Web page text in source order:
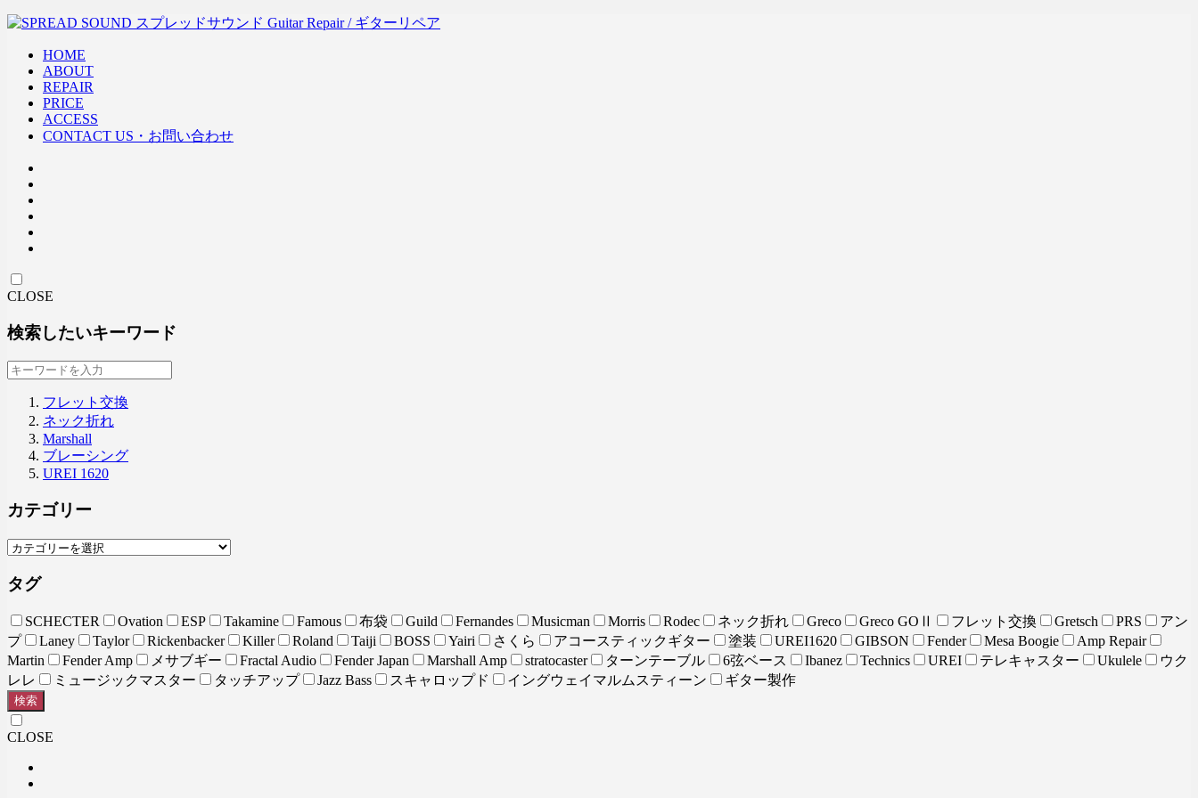
HOME
ABOUT
REPAIR
PRICE
ACCESS
CONTACT US・お問い合わせ
CLOSE
検索したいキーワード
フレット交換
ネック折れ
Marshall
ブレーシング
UREI 1620
カテゴリー
タグ
SCHECTER Ovation ESP Takamine Famous 布袋 Guild Fernandes Musicman Morris Rodec ネック折れ Greco Greco GOⅡ フレット交換 Gretsch PRS
アン
プ
Laney Taylor Rickenbacker Killer Roland Taiji BOSS Yairi さくら アコースティックギター 塗装 UREI1620 GIBSON Fender Mesa Boogie
Amp Repair
Martin
Fender Amp メサブギー Fractal Audio Fender Japan Marshall Amp stratocaster ターンテーブル 6弦ベース Ibanez Technics UREI テレキャスター Ukulele
ウク
レレ
ミュージックマスター タッチアップ Jazz Bass スキャロップド イングウェイマルムスティーン ギター製作
検索
CLOSE